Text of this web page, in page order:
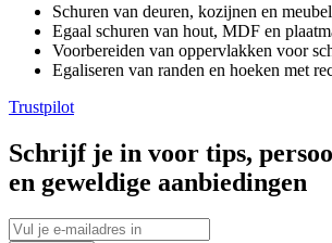
Schuren van deuren, kozijnen en
Egaal schuren van hout, MDF en
Voorbereiden van oppervlakken voor
Egaliseren van randen en hoeken met
Trustpilot
Schrijf je in voor tips,
en geweldige aanbiedingen